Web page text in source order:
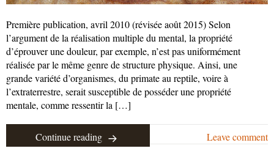
Première publication, avril 2010 (révisée août 2015) Selon
l’argument de la réalisation multiple du mental, la propriété
d’éprouver une douleur, par exemple, n’est pas uniformément
réalisée par le même genre de structure physique. Ainsi, une
grande variété d’organismes, du primate au reptile, voire à
l’extraterrestre, serait susceptible de posséder une propriété
mentale, comme ressentir la […]
Continue reading Leave comment